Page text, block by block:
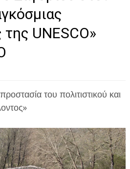
UNESCO»
του πολιτιστικού και